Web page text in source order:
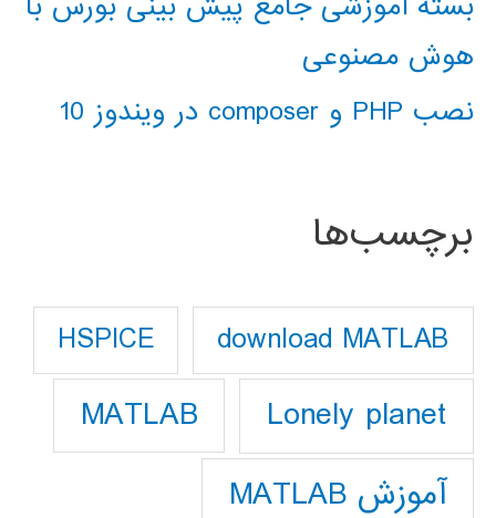
هوش مصنوعی
نصب PHP و composer در ویندوز 10
برچسب‌ها
download MATLAB
HSPICE
Lonely planet
MATLAB
آموزش MATLAB